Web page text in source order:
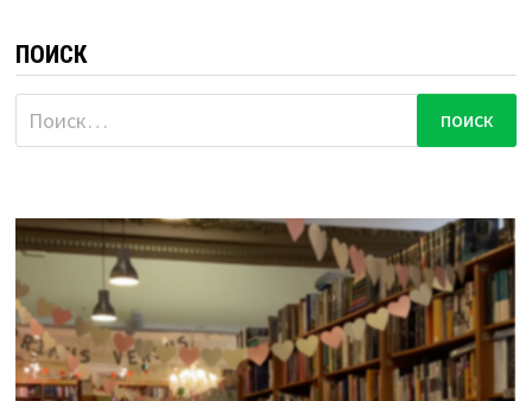
ПОИСК
Найти: